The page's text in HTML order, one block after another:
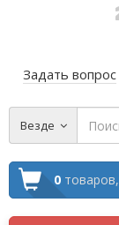
Задать вопрос
Везде
0 товаров,